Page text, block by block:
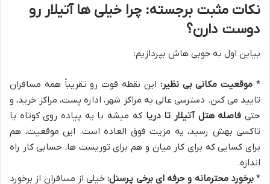
نکات مثبت برجسته: چرا خیلی ها آتیلار رو
دوست دارن؟
بیاین اول به خوبی هاش بپردازیم:
* موقعیت مکانی بی نظیر: این نقطه قوت رو تقریباً همه مسافران
تایید می کنن. دسترسی عالی به مراکز شهر، اداره پست، مراکز خرید، و
حتی فاصله هتل آتیلار تا دریا که میشه با یه پیاده روی کوتاه یا
تاکسی بهش رسید، یه مزیت فوق العاده است. این موقعیت، هم
برای کسایی که برای کار میان و هم برای توریست ها، حسابی کار راه
اندازه.
*برخورد محترمانه و حرفه ای برخی پرسنل:خیلی از مسافران از برخورد